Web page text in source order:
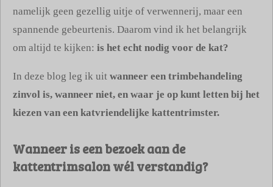
namelijk geen gezellig uitje of verwennerij, maar een
spannende gebeurtenis. Daarom vind ik het belangrijk
om altijd te kijken: is het echt nodig voor de kat?
In deze blog leg ik uit wanneer een trimbehandeling
zinvol is, wanneer niet, en waar je op kunt letten bij het
kiezen van een katvriendelijke kattentrimster.
Wanneer is een bezoek aan de
kattentrimsalon wél verstandig?